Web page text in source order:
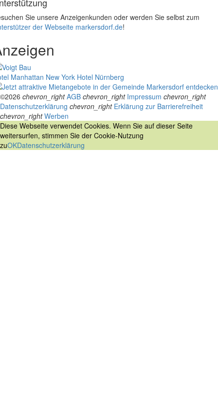
Sie unsere Anzeigenkunden oder werden Sie selbst zum
der Webseite markersdorf.de!
Manhattan New York Hotel Nürnberg
©2026 chevron_right AGB chevron_right Impressum chevron_right
Datenschutzerklärung chevron_right Erklärung zur Barrierefreiheit
chevron_right Werben
Diese Webseite verwendet Cookies. Wenn Sie auf dieser Seite
weitersurfen, stimmen Sie der Cookie-Nutzung
zuOKDatenschutzerklärung